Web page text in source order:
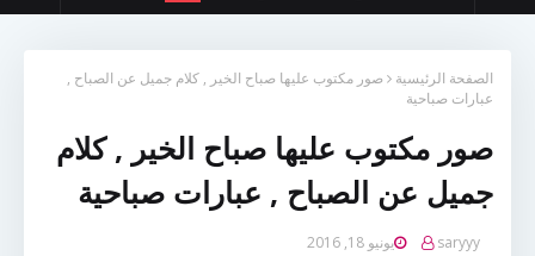
الصفحة الرئيسية
صور مكتوب عليها صباح الخير , كلام جميل عن الصباح ,
عبارات صباحية
صور مكتوب عليها صباح الخير , كلام
جميل عن الصباح , عبارات صباحية
saryyy يونيو 18, 2016